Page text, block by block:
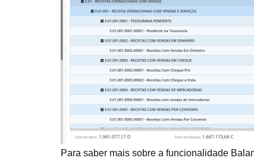
Para saber mais sobre a funcionalidade